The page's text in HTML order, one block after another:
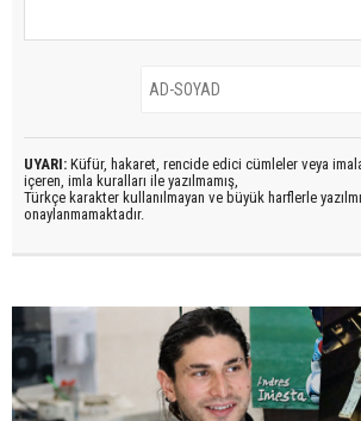
UYARI: Küfür, hakaret, rencide edici cümleler veya
içeren, imla kuralları ile yazılmamış,
Türkçe karakter kullanılmayan ve büyük harflerle
onaylanmamaktadır.